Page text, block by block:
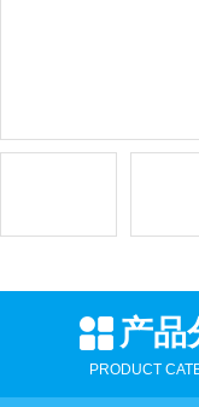
产品
PRODUCT